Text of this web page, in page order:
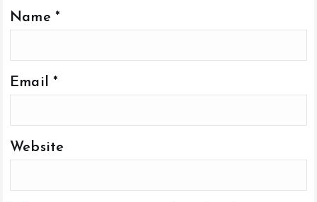
Name *
Email *
Website